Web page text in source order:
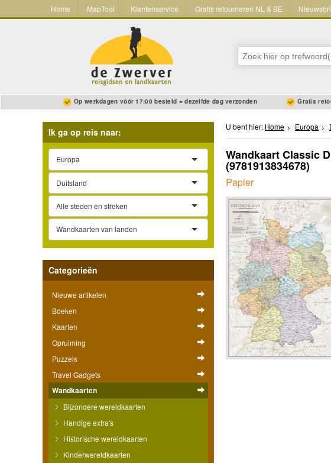
Home MapTool Klantenservice Gratis retourneren NL & BE
Op werkdagen vóór 17:00 besteld = dezelfde dag verzonden Gratis
Ik ga op reis naar:
Europa
Duitsland
Alle steden en streken
Wandkaarten van landen
Categorieën
Nieuwe artikelen
Boeken
Kaarten
Opruiming
Puzzels
Travel Gadgets
Wandkaarten
Bijzondere wereldkaarten
Handige extra's
Historische wereldkaarten
Kinderwereldkaarten
U bent hier: Home Europa
Wandkaart Classic
(9781913834678)
Papier